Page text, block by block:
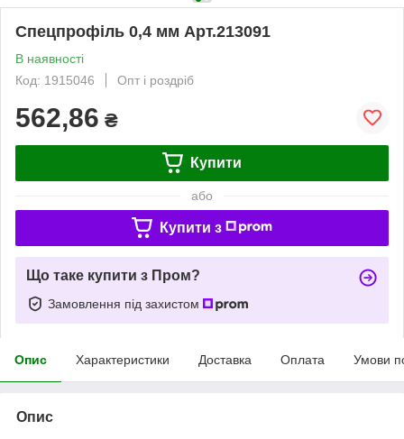
Спецпрофіль 0,4 мм Арт.213091
В наявності
Код: 1915046
Опт і роздріб
562,86 ₴
Купити
або
Купити з
Що таке купити з Пром?
Замовлення під захистом
Опис Характеристики Доставка Оплата Умови
Опис